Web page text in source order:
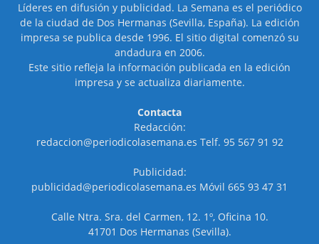
Líderes en difusión y publicidad. La Semana es el periódico
de la ciudad de Dos Hermanas (Sevilla, España). La edición
impresa se publica desde 1996. El sitio digital comenzó su
andadura en 2006.
Este sitio refleja la información publicada en la edición
impresa y se actualiza diariamente.
Contacta
Redacción:
redaccion@periodicolasemana.es Telf. 95 567 91 92
Publicidad:
publicidad@periodicolasemana.es Móvil 665 93 47 31
Calle Ntra. Sra. del Carmen, 12. 1º, Oficina 10.
41701 Dos Hermanas (Sevilla).